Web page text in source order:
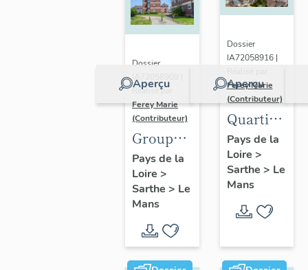
Aperçu
Dossier
IA72058909 |
Réalisé par
Ferey Marie
(Contributeur)
Groupe
H.L.M.
des
Maillets
Pays de la
Loire >
Sarthe > Le
Mans
Aperçu
Dossier
IA72058916 |
Ferey Marie
(Contributeur)
Quartier
de Saint-
Pavin-
des-
Pays de la
Loire >
Sarthe > Le
Mans